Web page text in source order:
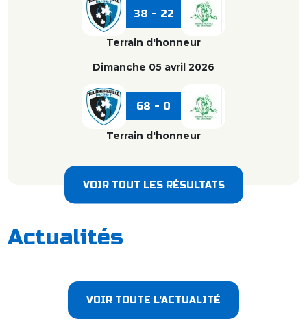
38 - 22
Terrain d'honneur
Dimanche 05 avril 2026
68 - 0
Terrain d'honneur
VOIR TOUT LES RÉSULTATS
Actualités
VOIR TOUTE L'ACTUALITÉ